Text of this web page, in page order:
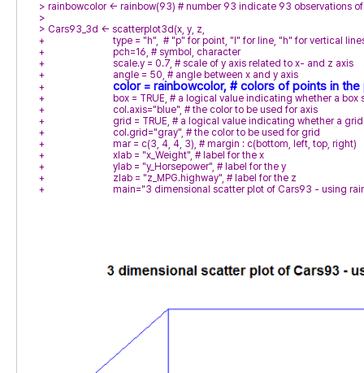
>
>
>
+
+
+
+
+
+
+
+
+
+
+
+
+
+
main="3 dimensional scatter plot of Cars93 - using